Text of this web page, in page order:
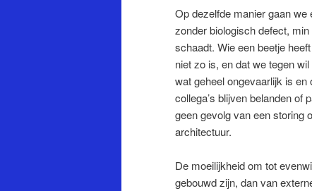
Op dezelfde manier gaan
zonder biologisch defect,
schaadt. Wie een beetje
niet zo is, en dat we tegen
wat geheel ongevaarlijk is
collega’s blijven belanden of
geen gevolg van een storing
architectuur.
De moeilijkheid om tot
gebouwd zijn, dan van